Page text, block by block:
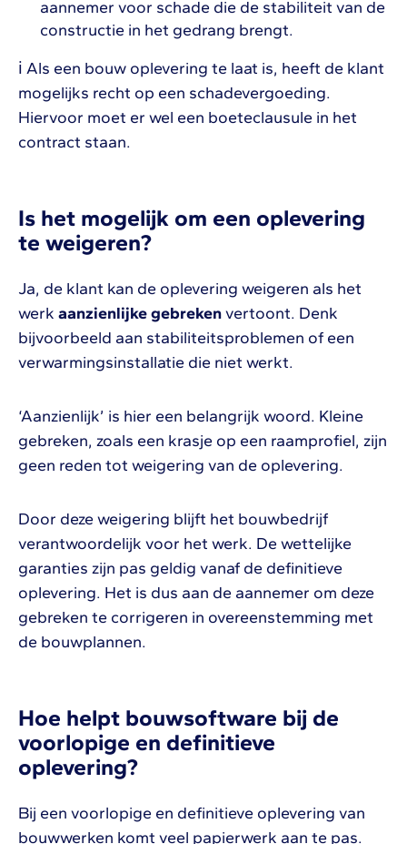
aannemer voor schade die de stabiliteit van de
constructie in het gedrang brengt.
ℹ Als een bouw oplevering te laat is, heeft de klant
mogelijks recht op een schadevergoeding.
Hiervoor moet er wel een boeteclausule in het
contract staan.
Is het mogelijk om een oplevering
te weigeren?
Ja, de klant kan de oplevering weigeren als het
werk aanzienlijke gebrekenvertoont. Denk
bijvoorbeeld aan stabiliteitsproblemen of een
verwarmingsinstallatie die niet werkt.
‘Aanzienlijk’ is hier een belangrijk woord. Kleine
gebreken, zoals een krasje op een raamprofiel, zijn
geen reden tot weigering van de oplevering.
Door deze weigering blijft het bouwbedrijf
verantwoordelijk voor het werk. De wettelijke
garanties zijn pas geldig vanaf de definitieve
oplevering. Het is dus aan de aannemer om deze
gebreken te corrigeren in overeenstemming met
de bouwplannen.
Hoe helpt bouwsoftware bij de
voorlopige en definitieve
oplevering?
Bij een voorlopige en definitieve oplevering van
bouwwerken komt veel papierwerk aan te pas.